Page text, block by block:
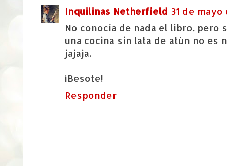
Inquilinas Netherfield 31 de mayo
No conocía de nada el libro, pero
una cocina sin lata de atún no es
jajaja.
¡Besote!
Responder